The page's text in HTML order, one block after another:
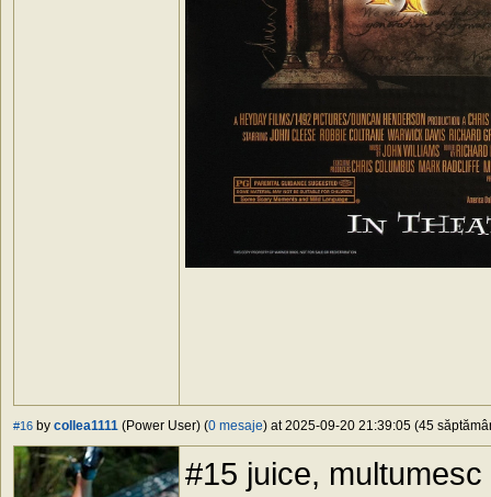
#16 by collea1111 (Power User) (0 mesaje) at 2025-09-20 21:39:05 (45
#15 juice, multumesc